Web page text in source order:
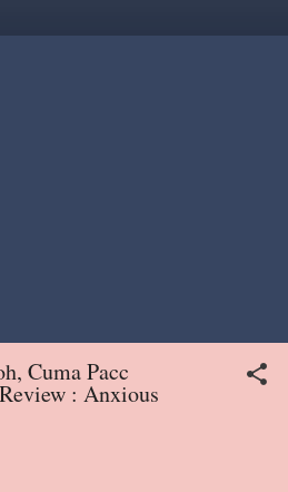
Cuma Pacc
: Anxious